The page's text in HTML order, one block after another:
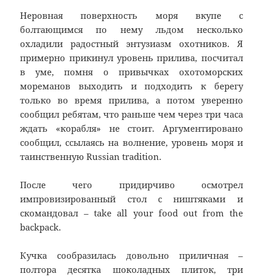
Неровная поверхность моря вкупе с
болтающимся по нему льдом несколько
охладили радостный энтузиазм охотников. Я
примерно прикинул уровень прилива, посчитал
в уме, помня о привычках охотоморских
мореманов выходить и подходить к берегу
только во время прилива, а потом уверенно
сообщил ребятам, что раньше чем через три часа
ждать «корабля» не стоит. Аргументировано
сообщил, ссылаясь на волнение, уровень моря и
таинственную Russian tradition.
После чего придирчиво осмотрел
импровизированный стол с ништяками и
скомандовал – take all your food out from the
backpack.
Кучка сообразилась довольно приличная –
полтора десятка шоколадных плиток, три